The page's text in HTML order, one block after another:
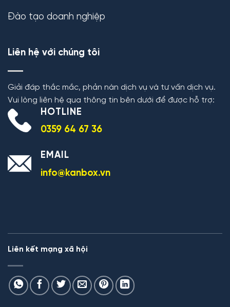
Đào tạo doanh nghiệp
Liên hệ với chúng tôi
Giải đáp thắc mắc, phản nàn dịch vụ và tư vấn dịch vụ.
Vui lòng liên hệ qua thông tin bên dưới để được hỗ trợ:
HOTLINE
0359 64 67 36
EMAIL
info@kanbox.vn
Liên kết mạng xã hội